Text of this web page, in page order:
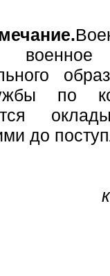
по
до
к